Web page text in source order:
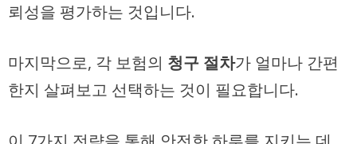
뢰성을 평가하는 것입니다.
마지막으로, 각 보험의 청구 절차가 얼마나 간편
한지 살펴보고 선택하는 것이 필요합니다.